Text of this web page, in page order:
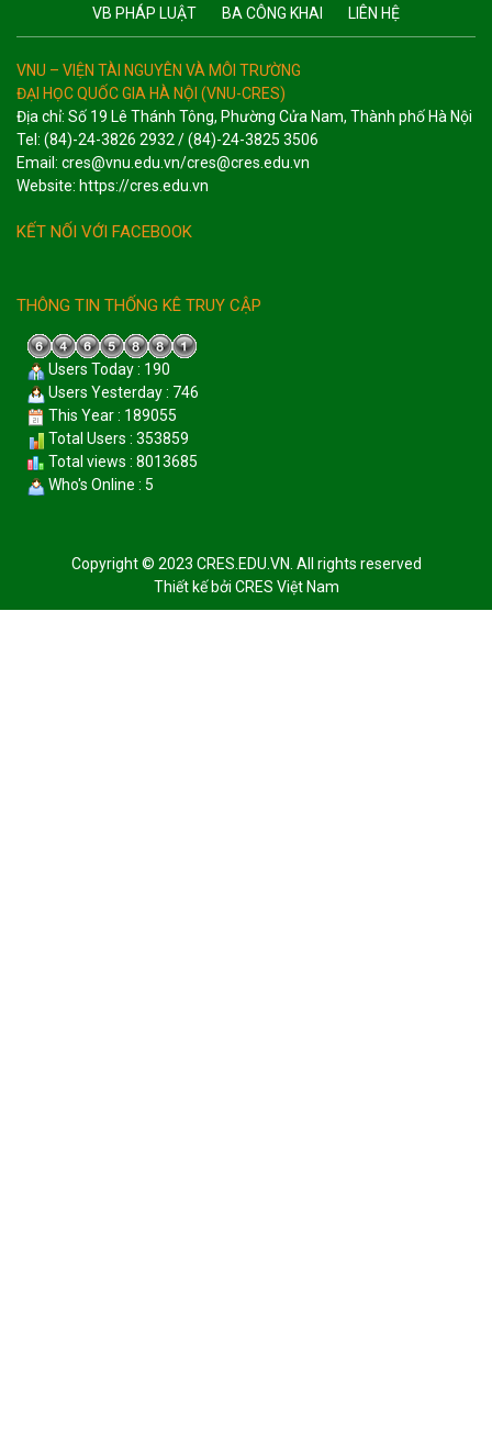
VB PHÁP LUẬT
BA CÔNG KHAI LIÊN HỆ
VNU – VIỆN TÀI NGUYÊN VÀ MÔI TRƯỜNG
ĐẠI HỌC QUỐC GIA HÀ NỘI (VNU-CRES)
Địa chỉ: Số 19 Lê Thánh Tông, Phường Cửa Nam, Thành phố Hà Nội
Tel: (84)-24-3826 2932 / (84)-24-3825 3506
Email: cres@vnu.edu.vn/cres@cres.edu.vn
Website: https://cres.edu.vn
KẾT NỐI VỚI FACEBOOK
THÔNG TIN THỐNG KÊ TRUY CẬP
Users Today : 190
Users Yesterday : 746
This Year : 189055
Total Users : 353859
Total views : 8013685
Who's Online : 5
Copyright © 2023 CRES.EDU.VN. All rights reserved
Thiết kế bởi CRES Việt Nam